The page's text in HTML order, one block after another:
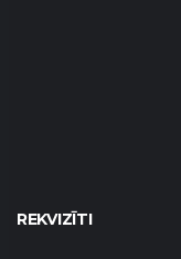
REKVIZĪTI